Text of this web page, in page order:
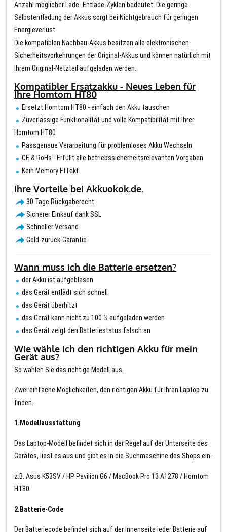
Anzahl möglicher Lade- Entlade-Zyklen bedeutet. Die geringe
Selbstentladung der Akkus sorgt bei Nichtgebrauch für geringen
Energieverlust.
Die kompatiblen Nachbau-Akkus besitzen alle elektronischen
Sicherheitsvorkehrungen der Original-Akkus und können natürlich mit
Ihrem Original-Netzteil aufgeladen werden.
Kompatibler Ersatzakku - Neues Leben für
Ihre Homtom HT80
Ersetzt Homtom HT80 - einfach den Akku tauschen
Zuverlässige Funktionalität und volle Kompatibilität mit Ihrer
Homtom HT80
Passgenaue Verarbeitung für problemloses Akku Wechseln
CE & RoHs - Erfüllt alle betriebssicherheitsrelevanten Vorgaben
Kein Memory Effekt
Ihre Vorteile bei Akkuokok.de.
30 Tage Rückgaberecht
Sicherer Einkauf dank SSL
Schneller Versand
Geld-zurück-Garantie
Wann muss ich die Batterie ersetzen?
der Akku ist aufgeblasen
das Gerät entlädt sich schnell
das Gerät überhitzt
das Gerät kann nicht zu 100 % aufgeladen werden
das Gerät zeigt den Batteriestatus falsch an
Wie wähle ich den richtigen Akku für mein
Gerät aus?
So wählen Sie das richtige Modell aus.
Zwei einfache Möglichkeiten, den richtigen Akku für Ihren Laptop zu
finden.
1.Modellausstattung
Das Laptop-Modell befindet sich in der Regel auf der Unterseite des
Gerätes, liest es aus und gibt es in die Suchmaschine des Shops ein.
z.B. Asus K53SV / HP Pavilion G6 / MacBook Pro 13 A1278 / Homtom
HT80
2.Batterie-Code
Der Batteriecode befindet sich auf der Innenseite jeder Batterie auf